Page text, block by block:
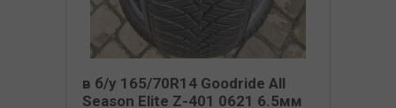
в б/у 165/70R14 Goodride All
Season Elite Z-401 0621 6.5мм